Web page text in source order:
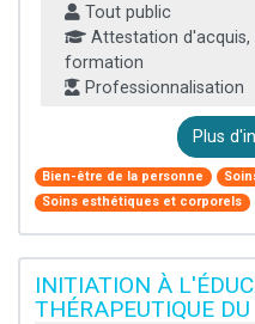
Tout public
Attestation
formation
Professionnalisation
Plus
Bien-être de la personne
Soins esthétiques et corporels
INITIATION À
THÉRAPEUTIQUE